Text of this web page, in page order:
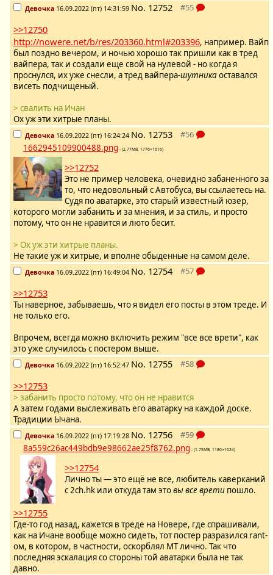
Девочка 16.09.2022 (пт) 14:31:59 No. 12752
>>12750
http://nowere.net/b/res/203360.html#203396, например. Вайп
был поздно вечером, и ночью хорошо так пришли как в тред
вайпера, так и создали еще свой на нулевой - но когда я
проснулся, их уже снесли, а тред вайпера-шутникаоставался
висеть подчищеный.
> свалить на Ичан
Ох уж эти хитрые планы.
Девочка 16.09.2022 (пт) 16:24:24 No. 12753
1662945109900488.png - (2.77MB, 1776×1616)
>>12752
Это не пример человека, очевидно забаненного за
то, что недовольный с Автобуса, вы ссылаетесь на.
Судя по аватарке, это старый известный юзер,
которого могли забанить и за мнения, и за стиль, и просто
потому, что он не нравится и люто бесит.
> Ох уж эти хитрые планы.
Не такие уж и хитрые, и вполне обыденные на самом деле.
Девочка 16.09.2022 (пт) 16:49:04 No. 12754
>>12753
Ты наверное, забываешь, что я видел его посты в этом треде. И
не только его.
Впрочем, всегда можно включить режим "все все врети", как
это уже случилось с постером выше.
Девочка 16.09.2022 (пт) 16:52:47 No. 12755
>>12753
> забанить просто потому, что он не нравится
А затем годами выслеживать его аватарку на каждой доске.
Традиции Ычана.
Девочка 16.09.2022 (пт) 17:19:28 No. 12756
8a559c26ac449bdb9e98662ae25f8762.png - (1.75MB, 1180×1624)
>>12754
Лично ты — это ещё не все, любитель каверканий
с 2ch.hk или откуда там этовы все врети пошло.
>>12755
Где-то год назад, кажется в треде на Новере, где спрашивали,
как на Ичане вообще можно сидеть, тот постер разразился rant-
ом, в котором, в частности, оскорблял МТ лично. Так что
последняя эскалация со стороны той аватарки была не так
давно.